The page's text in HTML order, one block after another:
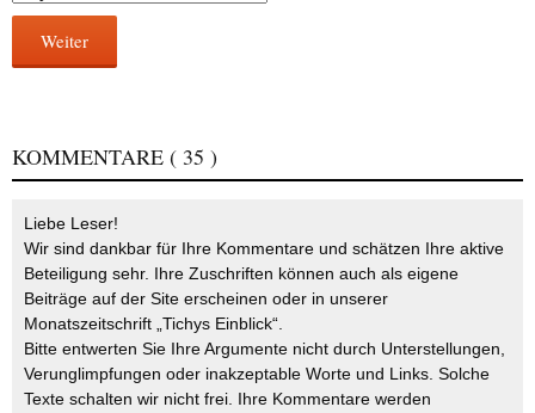
Weiter
KOMMENTARE ( 35 )
Liebe Leser!
Wir sind dankbar für Ihre Kommentare und schätzen Ihre aktive
Beteiligung sehr. Ihre Zuschriften können auch als eigene
Beiträge auf der Site erscheinen oder in unserer
Monatszeitschrift „Tichys Einblick“.
Bitte entwerten Sie Ihre Argumente nicht durch Unterstellungen,
Verunglimpfungen oder inakzeptable Worte und Links. Solche
Texte schalten wir nicht frei. Ihre Kommentare werden